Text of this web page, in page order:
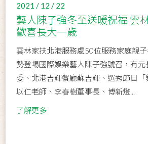
2021 / 12 / 22
藝人陳子強冬至送暖祝福 雲
歡喜長大一歲
雲林家扶北港服務處50位服務家庭親
勢登場國際娛樂藝人陳子強號召，有
委、北港吉輝餐廳蘇吉輝、選秀節目
以仁老師、李春樹董事長、博新燈...
了解更多